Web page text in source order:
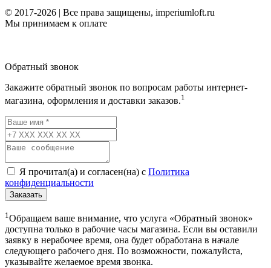
© 2017-2026 | Все права защищены, imperiumloft.ru
Мы принимаем к оплате
Обратный звонок
Закажите обратный звонок по вопросам работы интернет-
магазина, оформления и доставки заказов.1
Я прочитал(а) и согласен(на) с Политика
конфиденциальности
Заказать
1Обращаем ваше внимание, что услуга «Обратный звонок»
доступна только в рабочие часы магазина. Если вы оставили
заявку в нерабочее время, она будет обработана в начале
следующего рабочего дня. По возможности, пожалуйста,
указывайте желаемое время звонка.